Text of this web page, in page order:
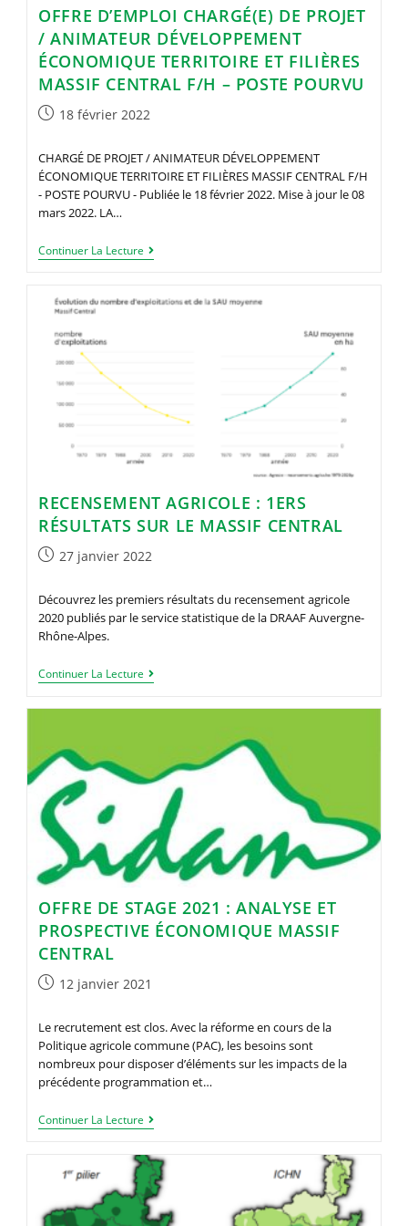
OFFRE D’EMPLOI CHARGÉ(E) DE PROJET
/ ANIMATEUR DÉVELOPPEMENT
ÉCONOMIQUE TERRITOIRE ET FILIÈRES
MASSIF CENTRAL F/H – POSTE POURVU
Publication
18 février 2022
CHARGÉ DE PROJET / ANIMATEUR DÉVELOPPEMENT
ÉCONOMIQUE TERRITOIRE ET FILIÈRES MASSIF CENTRAL F/H
- POSTE POURVU - Publiée le 18 février 2022. Mise à jour le 08
mars 2022. LA…
Continuer La Lecture Offre
D’emploi
De
Projet
Filières
Massif
F/H
–
POURVU
RECENSEMENT AGRICOLE : 1ERS
RÉSULTATS SUR LE MASSIF CENTRAL
Publication
27 janvier 2022
Découvrez les premiers résultats du recensement agricole
2020 publiés par le service statistique de la DRAAF Auvergne-
Rhône-Alpes.
Continuer La Lecture Recensement
Agricole
Massif
Central
OFFRE DE STAGE 2021 : ANALYSE ET
PROSPECTIVE ÉCONOMIQUE MASSIF
CENTRAL
Publication
12 janvier 2021
Le recrutement est clos. Avec la réforme en cours de la
Politique agricole commune (PAC), les besoins sont
nombreux pour disposer d’éléments sur les impacts de la
précédente programmation et…
Continuer La Lecture Offre
De
2021
Analyse
Et
Prospective